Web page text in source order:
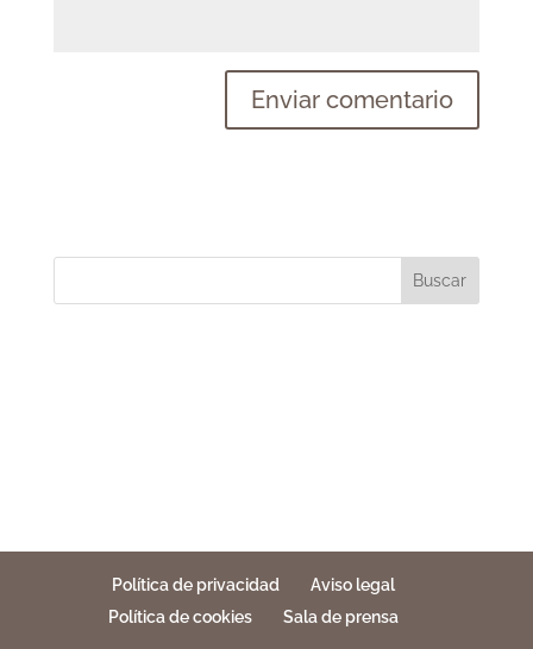
Buscar
Política de privacidad
Aviso legal
Política de cookies
Sala de prensa